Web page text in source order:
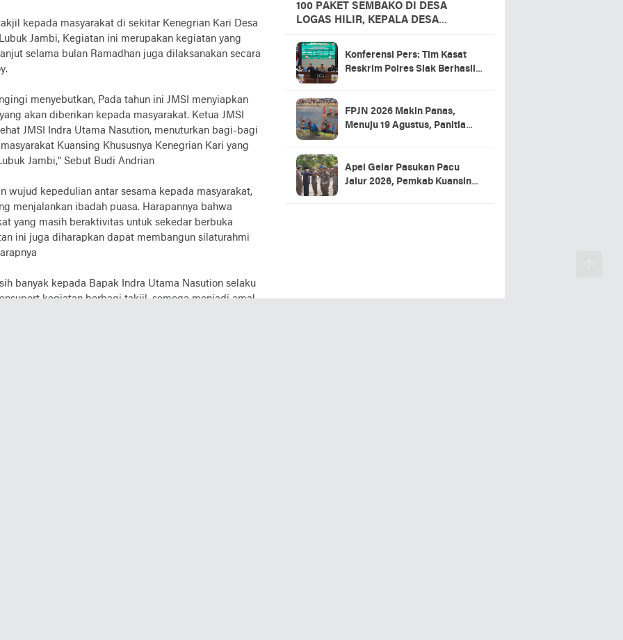
kepada masyarakat di sekitar Kenegrian Kari Desa
Jambi, Kegiatan ini merupakan kegiatan yang
selama bulan Ramadhan juga dilaksanakan secara
menyebutkan, Pada tahun ini JMSI menyiapkan
akan diberikan kepada masyarakat. Ketua JMSI
JMSI Indra Utama Nasution, menuturkan bagi-bagi
Kuansing Khususnya Kenegrian Kari yang
Jambi," Sebut Budi Andrian
kepedulian antar sesama kepada masyarakat,
menjalankan ibadah puasa. Harapannya bahwa
yang masih beraktivitas untuk sekedar berbuka
ini juga diharapkan dapat membangun silaturahmi
banyak kepada Bapak Indra Utama Nasution selaku
kegiatan berbagi takjil, semoga menjadi amal
100 PAKET SEMBAKO DI DESA
LOGAS HILIR, KEPALA DESA
Konferensi Pers: Tim Kasat
Reskrim Polres Siak Berhasil
FPJN 2026 Makin Panas,
Menuju 19 Agustus, Panitia
Apel Gelar Pasukan Pacu
Jalur 2026, Pemkab Kuansing